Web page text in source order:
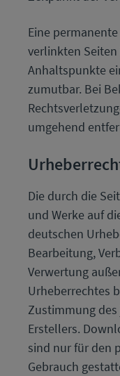
Eine
verlinkten
Anhaltspunkte
zumutbar. Bei
umgehend
Die durch die
und Werke auf
deutschen
Bearbeitung,
Verwertung
Urheberrechtes
Zustimmung
Erstellers.
sind nur für den
Gebrauch